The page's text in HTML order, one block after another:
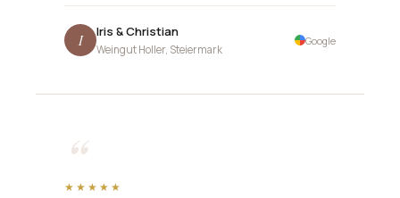
I Iris & Christian
Weingut Holler, Steiermark
Google
“
★★★★★